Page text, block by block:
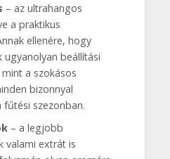
– az ultrahangos
a praktikus
ellenére, hogy
ugyanolyan beállítási
a szokásos
bizonnyal
szezonban.
– a legjobb
valami extrát is